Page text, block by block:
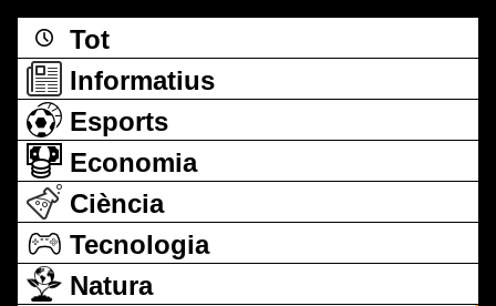
Tot
Informatius
Esports
Economia
Ciència
Tecnologia
Natura